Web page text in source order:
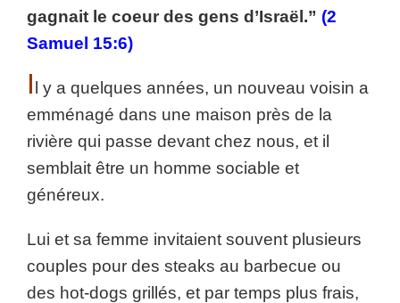
gagnait le coeur des gens d’Israël.” (2
Samuel 15:6)
I l y a quelques années, un nouveau voisin a
emménagé dans une maison près de la
rivière qui passe devant chez nous, et il
semblait être un homme sociable et
généreux.
Lui et sa femme invitaient souvent plusieurs
couples pour des steaks au barbecue ou
des hot-dogs grillés, et par temps plus frais,